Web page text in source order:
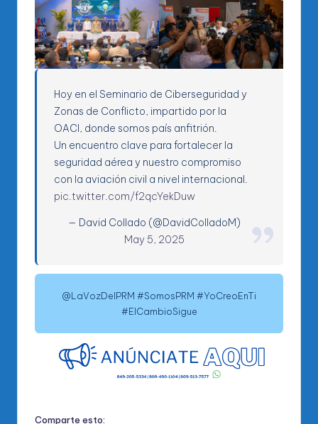
Hoy en el Seminario de Ciberseguridad y
Zonas de Conflicto, impartido por la
OACI, donde somos país anfitrión.
Un encuentro clave para fortalecer la
seguridad aérea y nuestro compromiso
con la aviación civil a nivel internacional.
pic.twitter.com/f2qcYekDuw
— David Collado (@DavidColladoM)
May 5, 2025
@LaVozDelPRM #SomosPRM #YoCreoEnTi
#ElCambioSigue
Comparte esto: